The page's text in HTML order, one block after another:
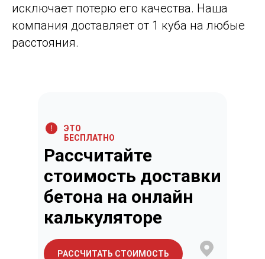
исключает потерю его качества. Наша
компания доставляет от 1 куба на любые
расстояния.
Рассчитайте
стоимость доставки
бетона на онлайн
калькуляторе
РАССЧИТАТЬ СТОИМОСТЬ
ЭТО
БЕСПЛАТНО